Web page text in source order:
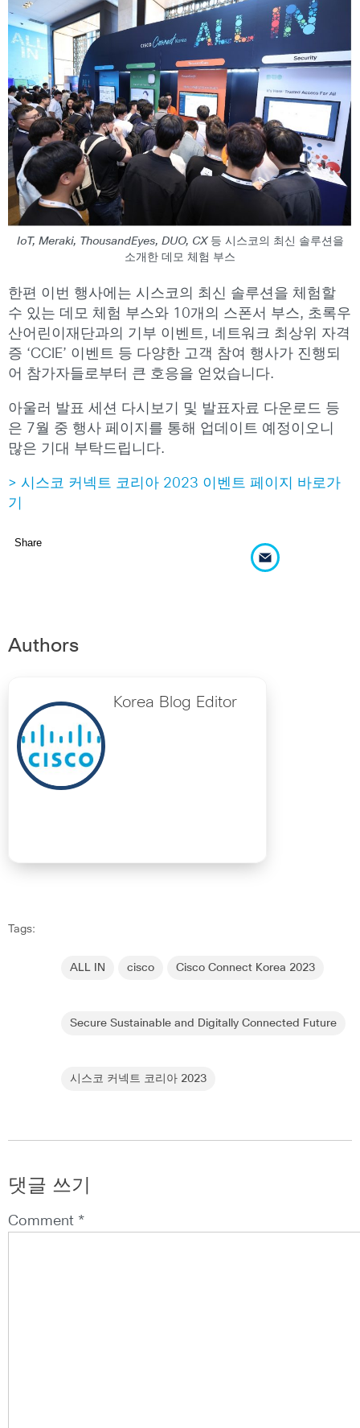
IoT, Meraki, ThousandEyes, DUO, CX 등 시스코의 최신 솔루션을
소개한 데모 체험 부스
한편 이번 행사에는 시스코의 최신 솔루션을 체험할
수 있는 데모 체험 부스와 10개의 스폰서 부스, 초록우
산어린이재단과의 기부 이벤트, 네트워크 최상위 자격
증 ‘CCIE’ 이벤트 등 다양한 고객 참여 행사가 진행되
어 참가자들로부터 큰 호응을 얻었습니다.
아울러 발표 세션 다시보기 및 발표자료 다운로드 등
은 7월 중 행사 페이지를 통해 업데이트 예정이오니
많은 기대 부탁드립니다.
> 시스코 커넥트 코리아 2023 이벤트 페이지 바로가
기
Share
Authors
Korea Blog Editor
Tags:
ALL IN cisco Cisco Connect Korea 2023
Secure Sustainable and Digitally Connected Future
시스코 커넥트 코리아 2023
댓글 쓰기
Comment *